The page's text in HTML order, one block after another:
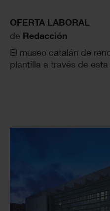
OFERTA LABORAL
de Redacción
El museo catalán de
plantilla a través de